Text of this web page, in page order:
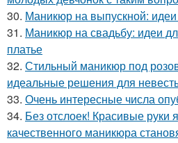
30. Маникюр на выпускной:
31. Маникюр на свадьбу: идеи
платье
32. Стильный маникюр под
идеальные решения для
33. Очень интересные числа
34. Без отслоек! Красивые руки
качественного маникюра